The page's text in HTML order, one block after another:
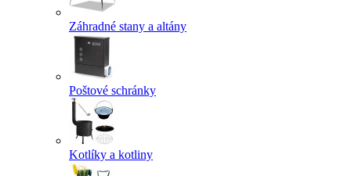
Záhradné stany a altány
Poštové schránky
Kotlíky a kotliny